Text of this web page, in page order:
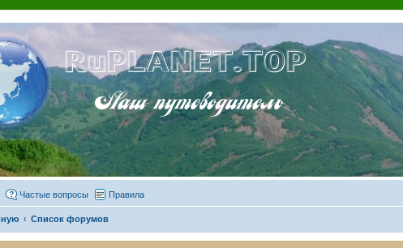
RuPLANET.TOP
Наш путеводитель
Частые вопросы Правила
Список форумов